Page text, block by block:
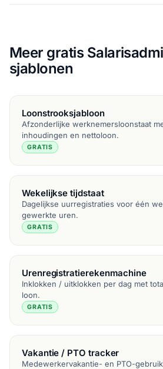
Meer gratis
sjablonen
Loonstrooksjabloon
Afzonderlijke werknemersloonstaat
inhoudingen en nettoloon.
GRATIS
Wekelijkse tijdstaat
Dagelijkse uurregistraties voor één
gewerkte uren.
GRATIS
Urenregistratierekenmachine
Inklokken / uitklokken per dag met
loon.
GRATIS
Vakantie / PTO tracker
Medewerkervakantie- en PTO-